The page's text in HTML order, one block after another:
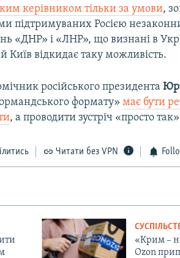
керівником тільки за умови,
підтримуваних Росією
«ДНР» і «ЛНР», що визнані в
Київ відкидає таку можливість.
російського президента
формату»має бути
, а проводити зустріч «просто
Читати без VPN
«Крим –
Ozon